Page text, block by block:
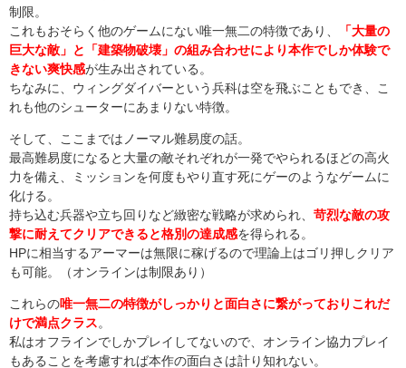
制限。
これもおそらく他のゲームにない唯一無二の特徴であり、
「大量の
巨大な敵」と「建築物破壊」の組み合わせにより本作でしか体験で
きない爽快感が生み出されている。
ちなみに、ウィングダイバーという兵科は空を飛ぶこともでき、こ
れも他のシューターにあまりない特徴。
そして、ここまではノーマル難易度の話。
最高難易度になると大量の敵それぞれが一発でやられるほどの高火
力を備え、ミッションを何度もやり直す死にゲーのようなゲームに
化ける。
持ち込む兵器や立ち回りなど緻密な戦略が求められ、 苛烈な敵の攻
撃に耐えてクリアできると格別の達成感を得られる。
HPに相当するアーマーは無限に稼げるので理論上はゴリ押しクリア
も可能。（オンラインは制限あり）
これらの唯一無二の特徴がしっかりと面白さに繋がっておりこれだ
けで満点クラス 。
私はオフラインでしかプレイしてないので、オンライン協力プレイ
もあることを考慮すれば本作の面白さは計り知れない。